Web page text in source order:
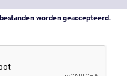
worden geaccepteerd.